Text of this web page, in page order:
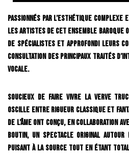
Passionnés par l’esthétique
les artistes de cet Ensemble baroque
de spécialistes et approfondi leurs
consultation des principaux traités
vocale.
Soucieux de faire vivre la verve
oscille entre rigueur classique et
de l’âme ont conçu, en collaboration
Boutin, un spectacle original autour
puisant à la source tout en étant